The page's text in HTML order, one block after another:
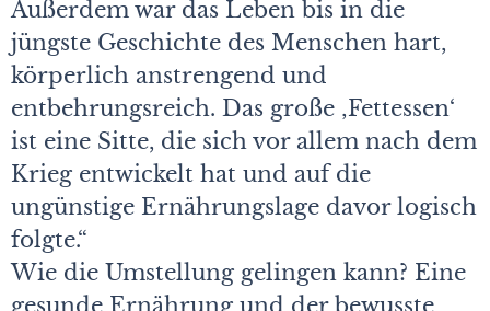
Außerdem war das Leben bis in die
jüngste Geschichte des Menschen hart,
körperlich anstrengend und
entbehrungsreich. Das große ‚Fettessen‘
ist eine Sitte, die sich vor allem nach dem
Krieg entwickelt hat und auf die
ungünstige Ernährungslage davor logisch
folgte.“
Wie die Umstellung gelingen kann? Eine